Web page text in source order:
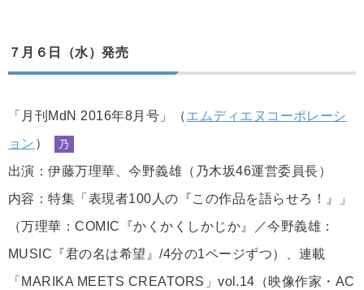
７月６日（水）発売
「月刊MdN 2016年8月号」（エムディエヌコーポレーシ
ョン ） 乃
出演：伊藤万理華、今野義雄（乃木坂46運営委員長）
内容：特集「表現者100人の『この作品を語らせろ！』」
（万理華：COMIC『かくかくしかじか』／今野義雄：
MUSIC『君の名は希望』/4分の1ページずつ）、連載
「MARIKA MEETS CREATORS」vol.14（映像作家・AC